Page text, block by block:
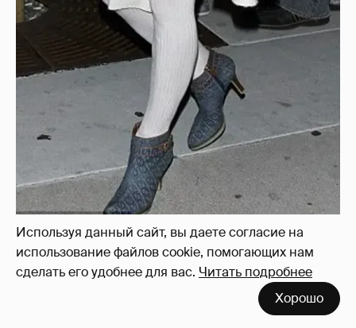
Используя данный сайт, вы даете согласие на
использование файлов cookie, помогающих нам
сделать его удобнее для вас. Читать подробнее
Хорошо